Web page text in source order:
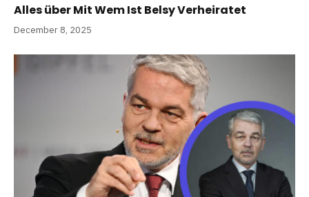
Alles über Mit Wem Ist Belsy Verheiratet
December 8, 2025